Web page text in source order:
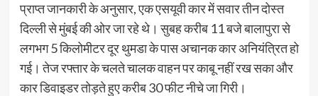
प्राप्त जानकारी के अनुसार, एक एसयूवी कार में सवार तीन दोस्त
दिल्ली से मुंबई की ओर जा रहे थे। सुबह करीब 11 बजे बालापुरा से
लगभग 5 किलोमीटर दूर थुमडा के पास अचानक कार अनियंत्रित हो
गई। तेज रफ्तार के चलते चालक वाहन पर काबू नहीं रख सका और
कार डिवाइडर तोड़ते हुए करीब 30 फीट नीचे जा गिरी।